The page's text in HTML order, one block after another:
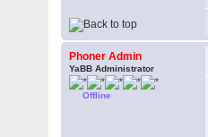
Phoner Admin
YaBB Administrator
Offline